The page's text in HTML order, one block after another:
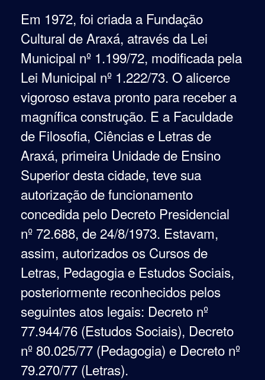
Em 1972, foi criada a Fundação
Cultural de Araxá, através da Lei
Municipal nº 1.199/72, modificada pela
Lei Municipal nº 1.222/73. O alicerce
vigoroso estava pronto para receber a
magnífica construção. E a Faculdade
de Filosofia, Ciências e Letras de
Araxá, primeira Unidade de Ensino
Superior desta cidade, teve sua
autorização de funcionamento
concedida pelo Decreto Presidencial
nº 72.688, de 24/8/1973. Estavam,
assim, autorizados os Cursos de
Letras, Pedagogia e Estudos Sociais,
posteriormente reconhecidos pelos
seguintes atos legais: Decreto nº
77.944/76 (Estudos Sociais), Decreto
nº 80.025/77 (Pedagogia) e Decreto nº
79.270/77 (Letras).